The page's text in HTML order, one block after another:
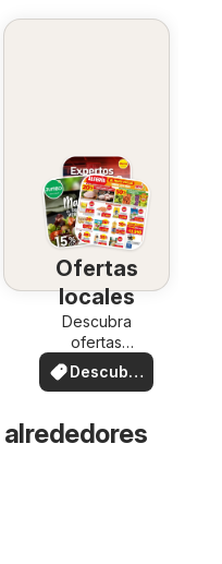
Ofertas
locales
Descubra
ofertas
especiales
Descubre
ofertas